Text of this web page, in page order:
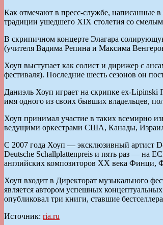
Как отмечают в пресс-службе, написанные в
традиции ушедшего XIX столетия со
В скрипичном концерте Элагара
(учителя Вадима Репина и Максима
Хоуп выступает как солист и дирижер с
фестиваля). Последние шесть сезонов он
Даниэль Хоуп играет на скрипке ex-Lipinski
имя одного из своих бывших владельцев,
Хоуп принимал участие в таких всемирно
ведущими оркестрами США, Канады,
С 2007 года Хоуп — эксклюзивный артист
Deutsche Schallplattenpreis и пять раз — на
английских композиторов XX века Финци,
Хоуп входит в Директорат музыкального
является автором успешных
опубликовал три книги, ставшие
Источник: ria.ru